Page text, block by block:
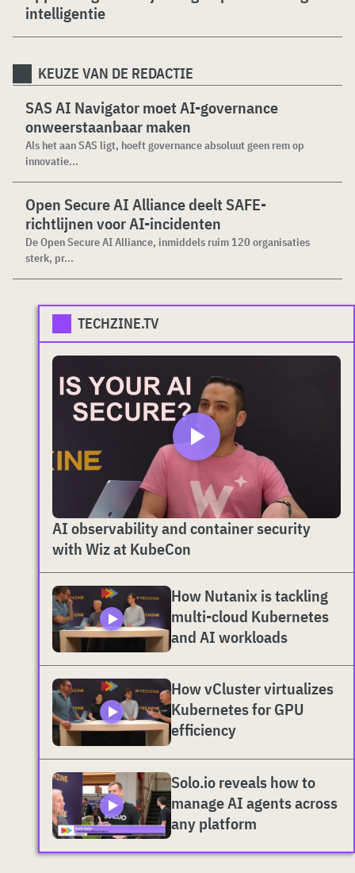
intelligentie
KEUZE VAN DE REDACTIE
SAS AI Navigator moet AI-governance
onweerstaanbaar maken
Als het aan SAS ligt, hoeft governance absoluut geen rem op
innovatie...
Open Secure AI Alliance deelt SAFE-
richtlijnen voor AI-incidenten
De Open Secure AI Alliance, inmiddels ruim 120 organisaties
sterk, pr...
TECHZINE.TV
AI observability and container security
with Wiz at KubeCon
How Nutanix is tackling
multi-cloud Kubernetes
and AI workloads
How vCluster virtualizes
Kubernetes for GPU
efficiency
Solo.io reveals how to
manage AI agents across
any platform